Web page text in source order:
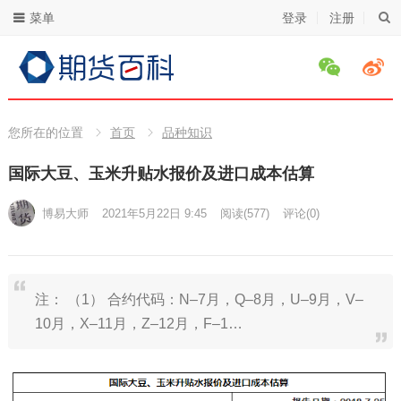
登录 注册
菜单
您所在的位置 首页 品种知识
国际大豆、玉米升贴水报价及进口成本估算
博易大师 2021年5月22日 9:45 阅读(577) 评论(0)
注： （1） 合约代码：N–7月，Q–8月，U–9月，V–
10月，X–11月，Z–12月，F–1…